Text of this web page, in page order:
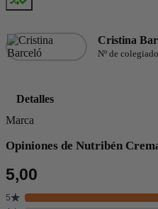
Cristina
Nº de
Detalles
Marca
Opiniones de Nutribén